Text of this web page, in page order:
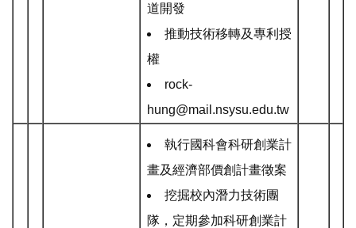
道開發
推動技術移轉及專利授
權
rock-
hung@mail.nsysu.edu.tw
執行國科會科研創業計
畫及經濟部價創計畫徵案
挖掘校內潛力技術團
隊，定期參加科研創業計